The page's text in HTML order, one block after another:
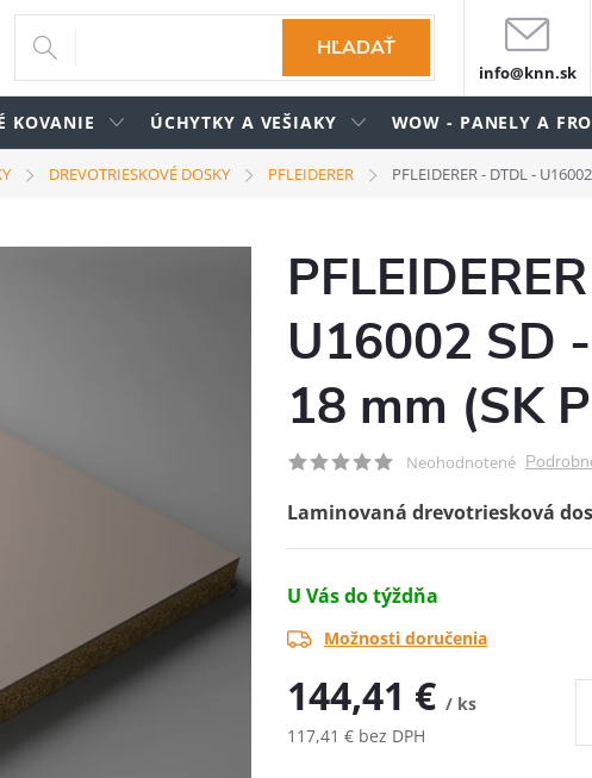
HĽADAŤ
info@knn.sk
KOVANIE ÚCHYTKY A VEŠIAKY WOW - PANELY A
DREVOTRIESKOVÉ DOSKY PFLEIDERER PFLEIDERER - DTDL -
U16002 SD
18 mm (SK
Neohodnotené
Laminovaná drevotriesková
U Vás do týždňa
Možnosti doručenia
144,41 € / ks
117,41 € bez DPH